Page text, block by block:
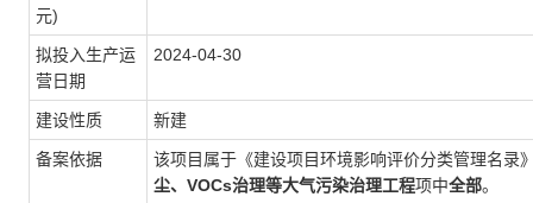
元)
拟投入生产运
营日期
2024-04-30
建设性质 新建
备案依据
该项目属于《建设项目环境影响评价分类管理名录
尘、VOCs治理等大气污染治理工程项中全部。